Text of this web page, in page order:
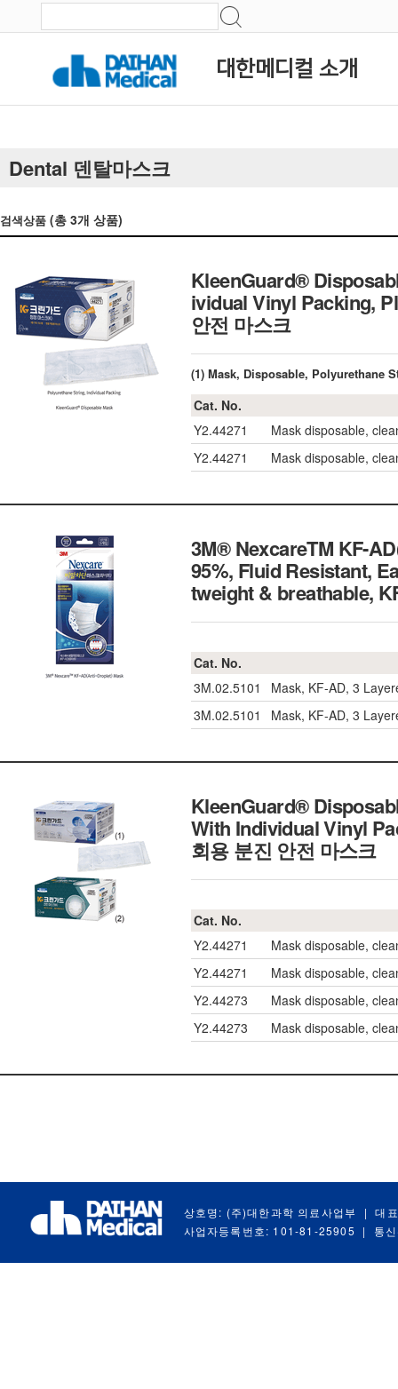
대한메디컬 소개
Dental 덴탈마스크
검색상품 (총 3개 상품)
KleenGuard®
ividual Vinyl Packing,
안전 마스크
(1) Mask, Disposable, Polyurethane
Cat. No.
Y2.44271
Mask disposable,
Y2.44271
Mask disposable,
3M® NexcareTM KF-
95%, Fluid Resistant,
tweight & breathable,
Cat. No.
3M.02.5101
Mask, KF-AD, 3
3M.02.5101
Mask, KF-AD, 3
KleenGuard®
With Individual Vinyl
회용 분진 안전 마스크
Cat. No.
Y2.44271
Mask disposable,
Y2.44271
Mask disposable,
Y2.44273
Mask disposable,
Y2.44273
Mask disposable,
상호명: (주)대한과학 의료사업부 |
대
사업자등록번호: 101-81-25905
| 통